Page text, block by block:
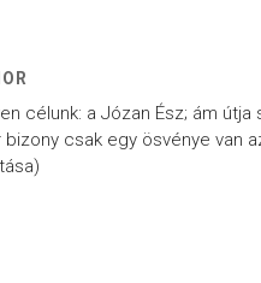
célunk: a Józan Ész; ám
csak egy ösvénye van